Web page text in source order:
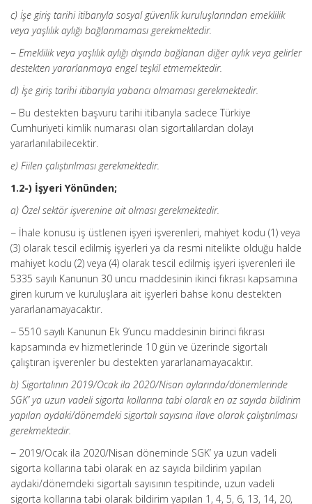
c) İşe giriş tarihi itibarıyla sosyal güvenlik kuruluşlarından emeklilik
veya yaşlılık aylığı bağlanmaması gerekmektedir.
− Emeklilik veya yaşlılık aylığı dışında bağlanan diğer aylık veya gelirler
destekten yararlanmaya engel teşkil etmemektedir.
d) İşe giriş tarihi itibarıyla yabancı olmaması gerekmektedir.
− Bu destekten başvuru tarihi itibarıyla sadece Türkiye
Cumhuriyeti kimlik numarası olan sigortalılardan dolayı
yararlanılabilecektir.
e) Fiilen çalıştırılması gerekmektedir.
1.2-) İşyeri Yönünden;
a) Özel sektör işverenine ait olması gerekmektedir.
− İhale konusu iş üstlenen işyeri işverenleri, mahiyet kodu (1) veya
(3) olarak tescil edilmiş işyerleri ya da resmi nitelikte olduğu halde
mahiyet kodu (2) veya (4) olarak tescil edilmiş işyeri işverenleri ile
5335 sayılı Kanunun 30 uncu maddesinin ikinci fıkrası kapsamına
giren kurum ve kuruluşlara ait işyerleri bahse konu destekten
yararlanamayacaktır.
− 5510 sayılı Kanunun Ek 9’uncu maddesinin birinci fıkrası
kapsamında ev hizmetlerinde 10 gün ve üzerinde sigortalı
çalıştıran işverenler bu destekten yararlanamayacaktır.
b) Sigortalının 2019/Ocak ila 2020/Nisan aylarında/dönemlerinde
SGK’ ya uzun vadeli sigorta kollarına tabi olarak en az sayıda bildirim
yapılan aydaki/dönemdeki sigortalı sayısına ilave olarak çalıştırılması
gerekmektedir.
− 2019/Ocak ila 2020/Nisan döneminde SGK’ ya uzun vadeli
sigorta kollarına tabi olarak en az sayıda bildirim yapılan
aydaki/dönemdeki sigortalı sayısının tespitinde, uzun vadeli
sigorta kollarına tabi olarak bildirim yapılan 1, 4, 5, 6, 13, 14, 20,